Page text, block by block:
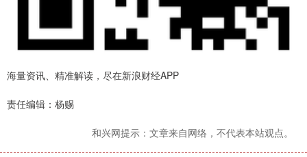
海量资讯、精准解读，尽在新浪财经APP
责任编辑：杨赐
和兴网提示：文章来自网络，不代表本站观点。